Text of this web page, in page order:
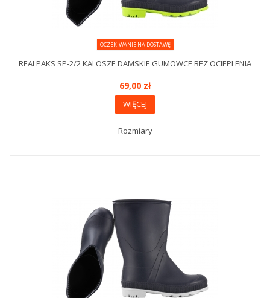
OCZEKIWANIE NA DOSTAWĘ
REALPAKS SP-2/2 KALOSZE DAMSKIE GUMOWCE BEZ OCIEPLENIA
69,00 zł
WIĘCEJ
Rozmiary